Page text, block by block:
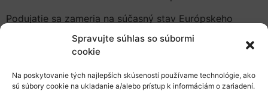
Spravujte súhlas so súbormi
cookie
Na poskytovanie tých najlepších skúseností používame technológie, ako
sú súbory cookie na ukladanie a/alebo prístup k informáciám o zariadení.
Podujatie sa zameria na súčasný stav Európskeho
cloudu pre otvorenú vedu a na to, ako tematické
výskumné infraštruktúry a klastre ESFRI zapadajú do
novozaloženou asociáciou EOSC.